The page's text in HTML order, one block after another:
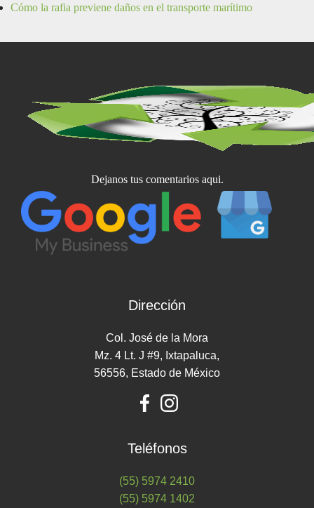
Cómo la rafia previene daños en el transporte marítimo
Dejanos tus comentarios aqui.
Dirección
Col. José de la Mora
Mz. 4 Lt. J #9, Ixtapaluca,
56556, Estado de México
Teléfonos
(55) 5974 2410
(55) 5974 1402